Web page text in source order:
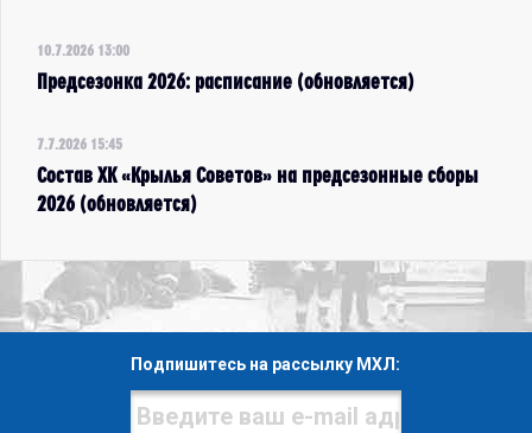
10.7.2026 13:00
Предсезонка 2026: расписание (обновляется)
7.7.2026 15:45
Состав ХК «Крылья Советов» на предсезонные сборы
2026 (обновляется)
Подпишитесь на рассылку МХЛ: